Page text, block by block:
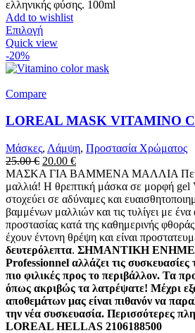
ελληνικής φύσης. 100ml
Add to wishlist
Επιλογή
Quick view
-20%
Compare
LOREAL MASK VITAMINO
Μάσκες, Λάμψη, Προστασία Χρώματος
25.00€ 20.00 €
ΜΑΣΚΑ ΓΙΑ ΒΑΜΜΕΝΑ ΜΑΛΛΙΑ Πείτε
μαλλιά! Η θρεπτική μάσκα σε μορφή
στοχεύει σε αδύναμες και
βαμμένων μαλλιών και τις τυλίγει με
προστασίας κατά της καθημερινής
έχουν έντονη θρέψη και είναι
δευτερόλεπτα. ΣΗΜΑΝΤΙΚΗ
Professionnel αλλάζει τις συσκευασίες
πιο φιλικές προς το περιβάλλον. Τα
όπως ακριβώς τα λατρέψατε! Μέχρι
αποθεμάτων μας είναι πιθανόν να
την νέα συσκευασία. Περισσότερες
LOREAL HELLAS 2106188500